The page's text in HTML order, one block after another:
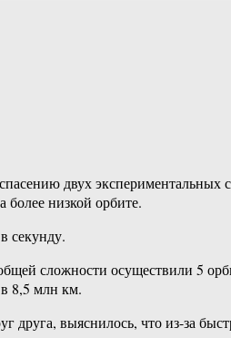
двух
более низкой орбите.
секунду.
сложности осуществили 5
8,5 млн км.
друга, выяснилось, что из-за